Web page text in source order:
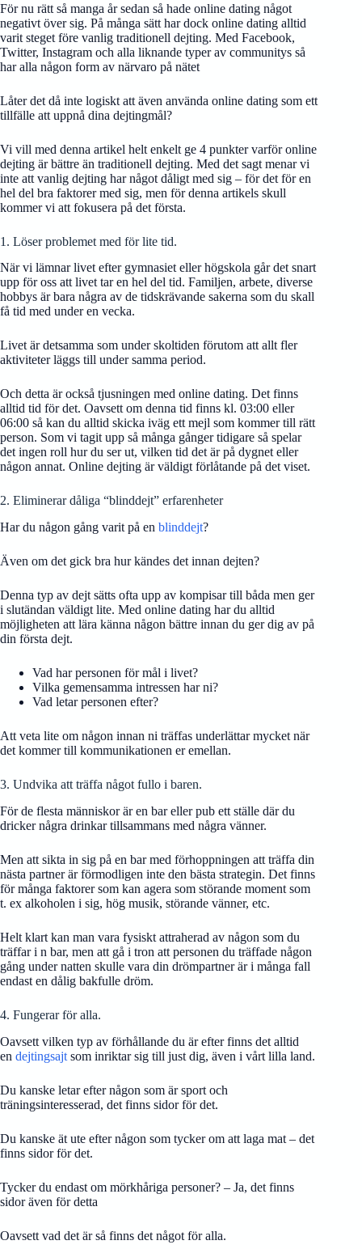
För nu rätt så manga år sedan så hade online dating något
negativt över sig. På många sätt har dock online dating alltid
varit steget före vanlig traditionell dejting. Med Facebook,
Twitter, Instagram och alla liknande typer av communitys så
har alla någon form av närvaro på nätet
Låter det då inte logiskt att även använda online dating som ett
tillfälle att uppnå dina dejtingmål?
Vi vill med denna artikel helt enkelt ge 4 punkter varför online
dejting är bättre än traditionell dejting. Med det sagt menar vi
inte att vanlig dejting har något dåligt med sig – för det för en
hel del bra faktorer med sig, men för denna artikels skull
kommer vi att fokusera på det första.
1. Löser problemet med för lite tid.
När vi lämnar livet efter gymnasiet eller högskola går det snart
upp för oss att livet tar en hel del tid. Familjen, arbete, diverse
hobbys är bara några av de tidskrävande sakerna som du skall
få tid med under en vecka.
Livet är detsamma som under skoltiden förutom att allt fler
aktiviteter läggs till under samma period.
Och detta är också tjusningen med online dating. Det finns
alltid tid för det. Oavsett om denna tid finns kl. 03:00 eller
06:00 så kan du alltid skicka iväg ett mejl som kommer till rätt
person. Som vi tagit upp så många gånger tidigare så spelar
det ingen roll hur du ser ut, vilken tid det är på dygnet eller
någon annat. Online dejting är väldigt förlåtande på det viset.
2. Eliminerar dåliga “blinddejt” erfarenheter
Har du någon gång varit på en blinddejt?
Även om det gick bra hur kändes det innan dejten?
Denna typ av dejt sätts ofta upp av kompisar till båda men ger
i slutändan väldigt lite. Med online dating har du alltid
möjligheten att lära känna någon bättre innan du ger dig av på
din första dejt.
Vad har personen för mål i livet?
Vilka gemensamma intressen har ni?
Vad letar personen efter?
Att veta lite om någon innan ni träffas underlättar mycket när
det kommer till kommunikationen er emellan.
3. Undvika att träffa något fullo i baren.
För de flesta människor är en bar eller pub ett ställe där du
dricker några drinkar tillsammans med några vänner.
Men att sikta in sig på en bar med förhoppningen att träffa din
nästa partner är förmodligen inte den bästa strategin. Det finns
för många faktorer som kan agera som störande moment som
t. ex alkoholen i sig, hög musik, störande vänner, etc.
Helt klart kan man vara fysiskt attraherad av någon som du
träffar i n bar, men att gå i tron att personen du träffade någon
gång under natten skulle vara din drömpartner är i många fall
endast en dålig bakfulle dröm.
4. Fungerar för alla.
Oavsett vilken typ av förhållande du är efter finns det alltid
en dejtingsajt som inriktar sig till just dig, även i vårt lilla land.
Du kanske letar efter någon som är sport och
träningsinteresserad, det finns sidor för det.
Du kanske ät ute efter någon som tycker om att laga mat – det
finns sidor för det.
Tycker du endast om mörkhåriga personer? – Ja, det finns
sidor även för detta
Oavsett vad det är så finns det något för alla.